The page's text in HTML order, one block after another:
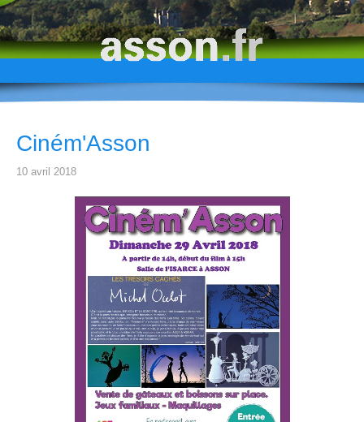
HISTOIRE
Ciném'Asson
10 avril 2018